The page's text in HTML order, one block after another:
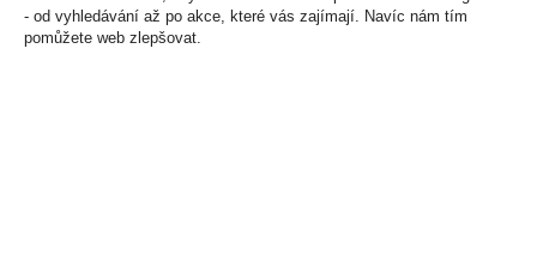
- od vyhledávání až po akce, které vás zajímají. Navíc nám tím
pomůžete web zlepšovat.